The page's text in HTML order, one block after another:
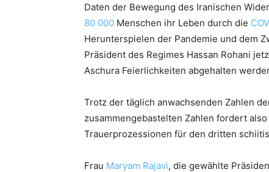
Daten der Bewegung des Iranischen
80 000 Menschen ihr Leben durch die
Herunterspielen der Pandemie und dem
Präsident des Regimes Hassan Rohani
Aschura Feierlichkeiten abgehalten
Trotz der täglich anwachsenden Zahlen
zusammengebastelten Zahlen fordert
Trauerprozessionen für den dritten
Frau Maryam Rajavi, die gewählte